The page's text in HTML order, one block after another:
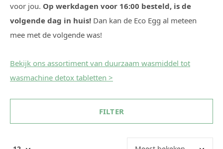
voor jou. Op werkdagen voor 16:00 besteld, is de
volgende dag in huis! Dan kan de Eco Egg al meteen
mee met de volgende was!
Bekijk ons assortiment van duurzaam wasmiddel tot
wasmachine detox tabletten >
FILTER